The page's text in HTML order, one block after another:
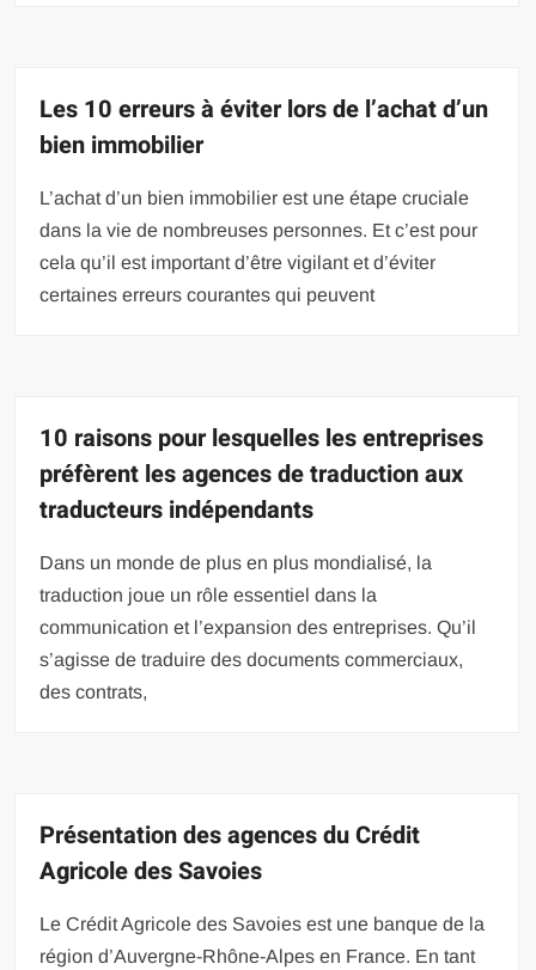
Les 10 erreurs à éviter lors de l’achat d’un
bien immobilier
L’achat d’un bien immobilier est une étape cruciale
dans la vie de nombreuses personnes. Et c’est pour
cela qu’il est important d’être vigilant et d’éviter
certaines erreurs courantes qui peuvent
10 raisons pour lesquelles les entreprises
préfèrent les agences de traduction aux
traducteurs indépendants
Dans un monde de plus en plus mondialisé, la
traduction joue un rôle essentiel dans la
communication et l’expansion des entreprises. Qu’il
s’agisse de traduire des documents commerciaux,
des contrats,
Présentation des agences du Crédit
Agricole des Savoies
Le Crédit Agricole des Savoies est une banque de la
région d’Auvergne-Rhône-Alpes en France. En tant